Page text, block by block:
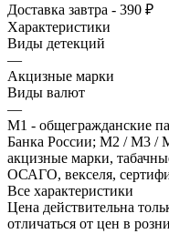
Доставка завтра - 390 ₽
Характеристики
Виды детекций
—
Акцизные марки
Виды валют
—
М1 - общегражданские
Банка России; М2 / М3 /
акцизные марки,
ОСАГО, векселя,
Все характеристики
Цена действительна
отличаться от цен в